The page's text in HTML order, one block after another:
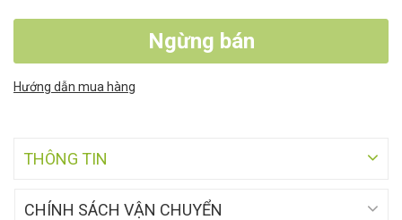
Ngừng bán
Hướng dẫn mua hàng
THÔNG TIN
CHÍNH SÁCH VẬN CHUYỂN